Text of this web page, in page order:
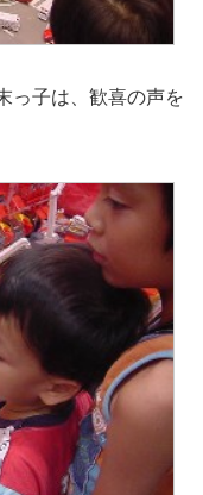
っ子は、歓喜の声を